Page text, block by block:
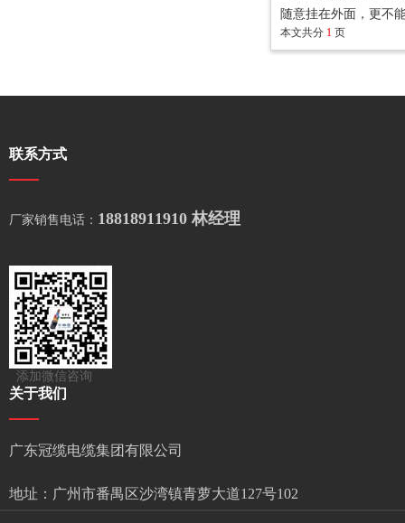
随意挂在外面，更不
本文共分 1 页
联系方式
厂家销售电话： 18818911910 林经理
添加微信咨询
关于我们
广东冠缆电缆集团有限公司
地址：广州市番禺区沙湾镇青萝大道127号102